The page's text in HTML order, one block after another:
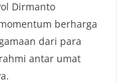
Dirmanto
berharga
dari para
antar umat